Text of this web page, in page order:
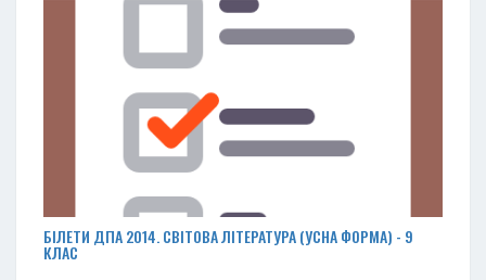
БІЛЕТИ ДПА 2014. СВІТОВА ЛІТЕРАТУРА (УСНА ФОРМА) - 9
КЛАС